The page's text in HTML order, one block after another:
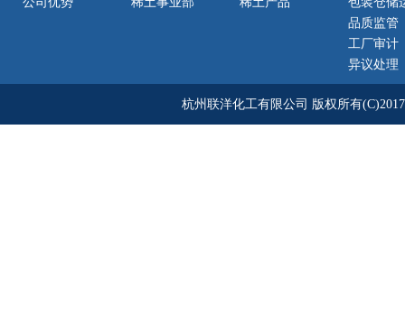
品质监管
工厂审计
异议处理
杭州联洋化工有限公司 版权所有(C)2017